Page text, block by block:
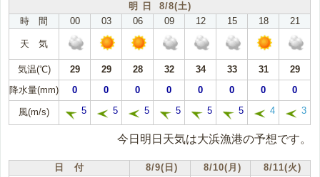
明 日 8/8(土)
時 間
00 03 06 09 12 15 18 21
天 気
気温(℃) 29 29 28 32 34 33 31
29
降水量(mm)
0 0 0 0 0 0 0 0
風(m/s) 5 5 5 5 5 5 4 3
今日明日天気は大浜漁港の予想です。
日 付 8/9(日) 8/10(月) 8/11(火)